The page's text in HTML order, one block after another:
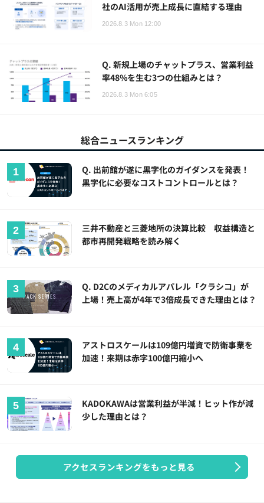
社のAI活用が売上成長に直結する理由
2026.8.3 Mon 12:00
Q. 新規上場のチャットプラス、営業利益
率48%を生む3つの仕組みとは？
2026.8.3 Mon 6:05
総合ニュースランキング
Q. 出前館が遂に黒字化のガイダンスを発表！
黒字化に必要なコストコントロールとは？
三井不動産と三菱地所の決算比較 収益構造と
都市再開発戦略を読み解く
Q. D2Cのメディカルアパレル「クラシコ」が
上場！売上高が4年で3倍成長できた理由とは？
アストロスケールは109億円増資で防衛事業を
加速！来期は赤字100億円縮小へ
KADOKAWAは営業利益が半減！ヒット作が減
少した理由とは？
アクセスランキングをもっと見る